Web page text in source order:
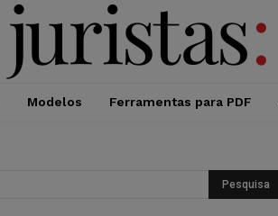
Modelos Ferramentas para PDF